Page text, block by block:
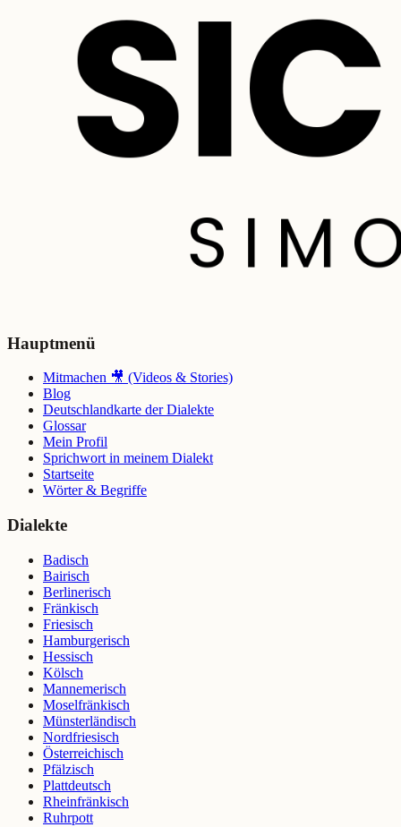
Hauptmenü
Mitmachen 🎥 (Videos & Stories)
Blog
Deutschlandkarte der Dialekte
Glossar
Mein Profil
Sprichwort in meinem Dialekt
Startseite
Wörter & Begriffe
Dialekte
Badisch
Bairisch
Berlinerisch
Fränkisch
Friesisch
Hamburgerisch
Hessisch
Kölsch
Mannemerisch
Moselfränkisch
Münsterländisch
Nordfriesisch
Österreichisch
Pfälzisch
Plattdeutsch
Rheinfränkisch
Ruhrpott